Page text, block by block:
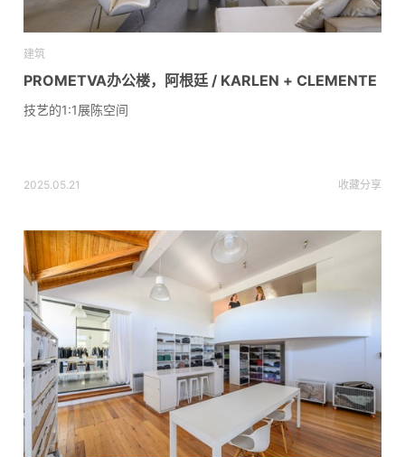
建筑
PROMETVA办公楼，阿根廷 / KARLEN + CLEMENTE
技艺的1:1展陈空间
2025.05.21 收藏分享